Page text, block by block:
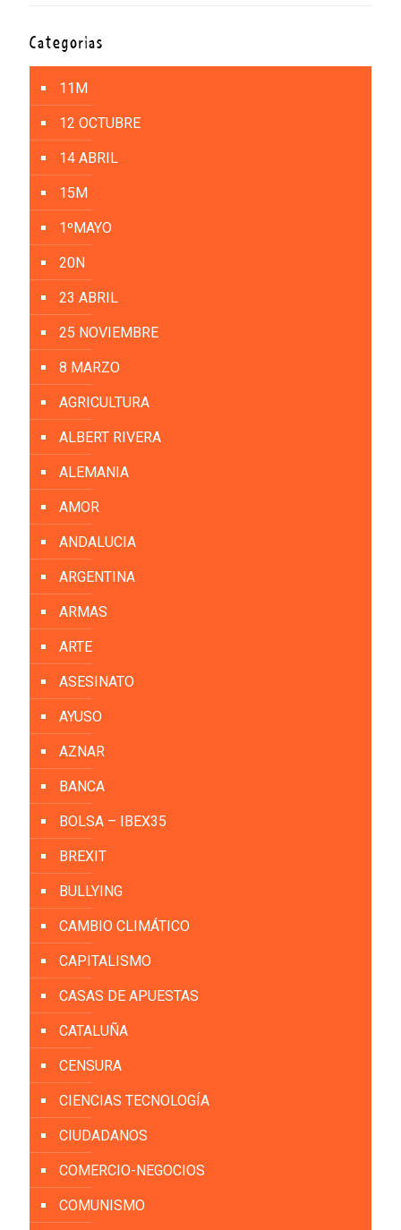
Categorías
11M
12 OCTUBRE
14 ABRIL
15M
1ºMAYO
20N
23 ABRIL
25 NOVIEMBRE
8 MARZO
AGRICULTURA
ALBERT RIVERA
ALEMANIA
AMOR
ANDALUCIA
ARGENTINA
ARMAS
ARTE
ASESINATO
AYUSO
AZNAR
BANCA
BOLSA – IBEX35
BREXIT
BULLYING
CAMBIO CLIMÁTICO
CAPITALISMO
CASAS DE APUESTAS
CATALUÑA
CENSURA
CIENCIAS TECNOLOGÍA
CIUDADANOS
COMERCIO-NEGOCIOS
COMUNISMO